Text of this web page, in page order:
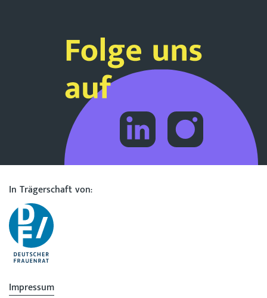
In Trägerschaft von:
Impressum